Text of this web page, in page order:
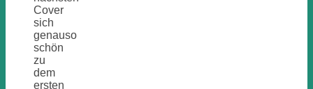
Cover
sich
genauso
schön
zu
dem
ersten